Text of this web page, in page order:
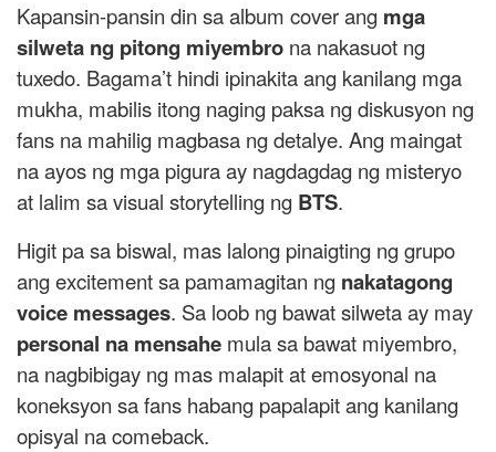
Kapansin-pansin din sa album cover ang mga
silweta ng pitong miyembro na nakasuot ng
tuxedo. Bagama’t hindi ipinakita ang kanilang mga
mukha, mabilis itong naging paksa ng diskusyon ng
fans na mahilig magbasa ng detalye. Ang maingat
na ayos ng mga pigura ay nagdagdag ng misteryo
at lalim sa visual storytelling ng BTS.
Higit pa sa biswal, mas lalong pinaigting ng grupo
ang excitement sa pamamagitan ng nakatagong
voice messages. Sa loob ng bawat silweta ay may
personal na mensahe mula sa bawat miyembro,
na nagbibigay ng mas malapit at emosyonal na
koneksyon sa fans habang papalapit ang kanilang
opisyal na comeback.